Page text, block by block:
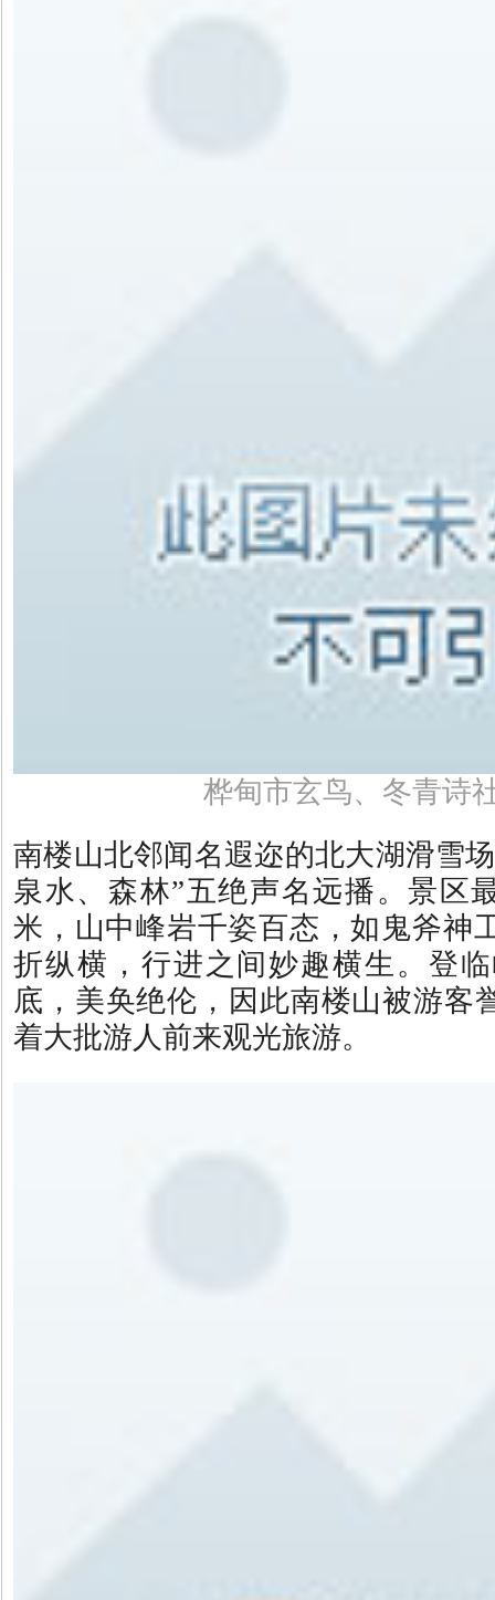
桦甸市玄鸟、冬青诗
南楼山北邻闻名遐迩的北大湖滑雪
泉水、森林”五绝声名远播。景区
米，山中峰岩千姿百态，如鬼斧神
折纵横，行进之间妙趣横生。登
底，美奂绝伦，因此南楼山被游客
着大批游人前来观光旅游。